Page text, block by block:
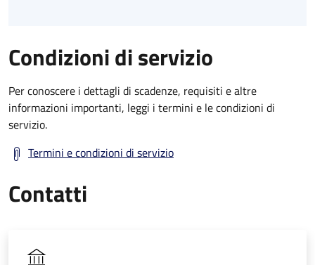
Condizioni di servizio
Per conoscere i dettagli di scadenze, requisiti e altre
informazioni importanti, leggi i termini e le condizioni di
servizio.
Termini e condizioni di servizio
Contatti